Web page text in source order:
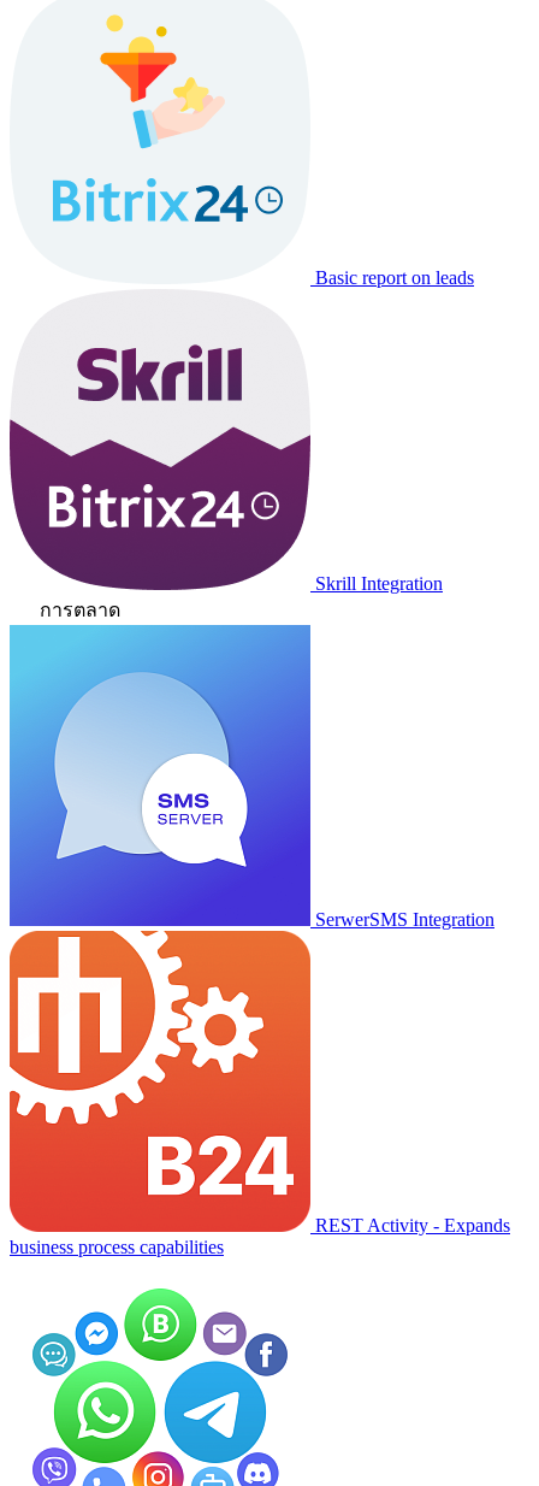
Basic report on leads
Skrill Integration
การตลาด
SerwerSMS Integration
REST Activity - Expands
business process capabilities